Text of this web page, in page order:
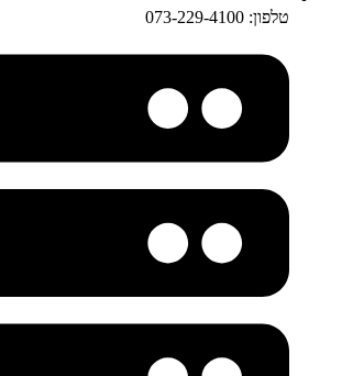
טלפון: 073-229-4100